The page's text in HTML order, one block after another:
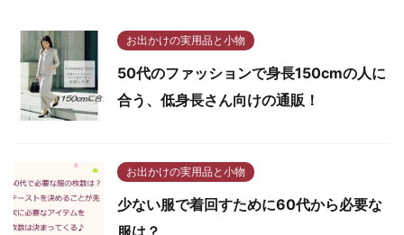
お出かけの実用品と小物
50代のファッションで身長150cmの人に
合う、低身長さん向けの通販！
お出かけの実用品と小物
少ない服で着回すために60代から必要な
服は？